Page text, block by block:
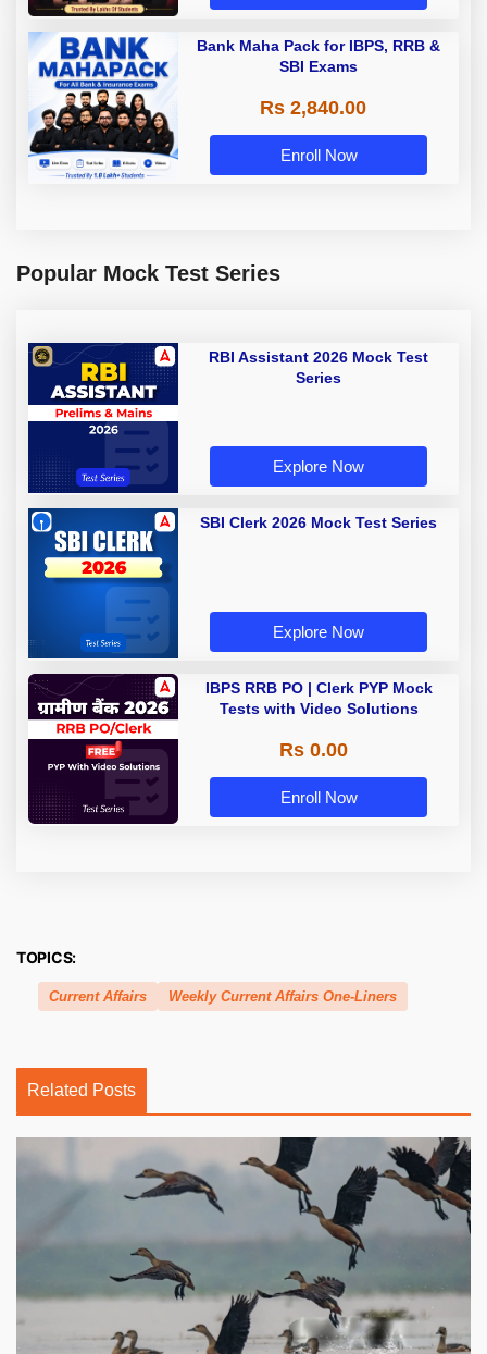
Bank Maha Pack for IBPS, RRB &
SBI Exams
Rs 2,840.00
Enroll Now
Popular Mock Test Series
RBI Assistant 2026 Mock Test
Series
Explore Now
SBI Clerk 2026 Mock Test Series
Explore Now
IBPS RRB PO | Clerk PYP Mock
Tests with Video Solutions
Rs 0.00
Enroll Now
TOPICS:
Current Affairs Weekly Current Affairs One-Liners
Related Posts